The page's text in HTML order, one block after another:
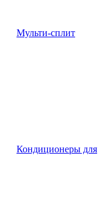
Мульти-сплит
Кондиционеры для